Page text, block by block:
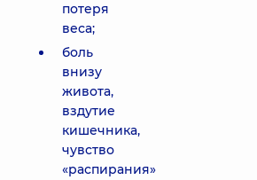
потеря
веса;
боль
внизу
живота,
вздутие
кишечника,
чувство
«распирания»